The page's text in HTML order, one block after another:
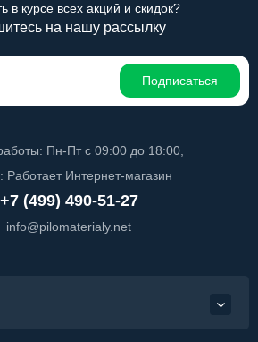
в курсе всех акций и скидок?
на нашу рассылку
Подписаться
Пн-Пт с 09:00 до 18:00,
Работает Интернет-магазин
+7 (499) 490-51-27
info@pilomaterialy.net